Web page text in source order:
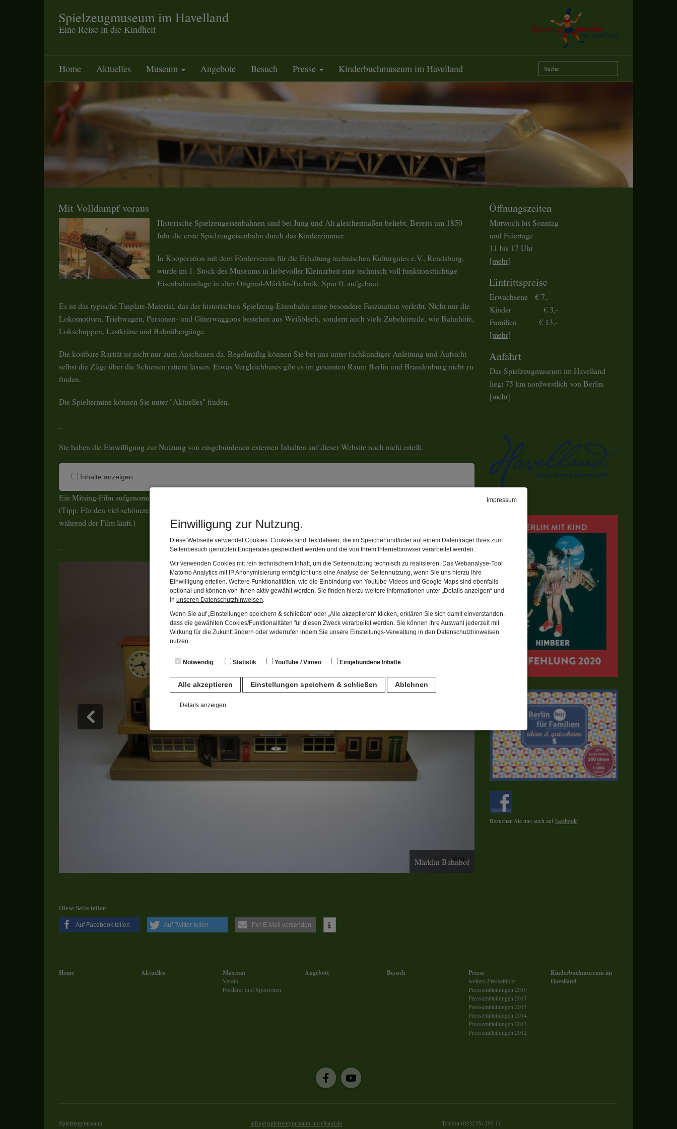
Impressum
Einwilligung zur Nutzung.
Diese Webseite verwendet Cookies. Cookies sind Textdateien, die im Speicher und/oder auf einem Datenträger Ihres zum
Seitenbesuch genutzten Endgerätes gespeichert werden und die von Ihrem Internetbrowser verarbeitet werden.
Wir verwenden Cookies mit rein technischem Inhalt, um die Seitennutzung technisch zu realisieren. Das Webanalyse-Tool
Matomo Analytics mit IP Anonymisierung ermöglicht uns eine Analyse der Seitennutzung, wenn Sie uns hierzu Ihre
Einwilligung erteilen. Weitere Funktionalitäten, wie die Einbindung von Youtube-Videos und Google Maps sind ebenfalls
optional und können von Ihnen aktiv gewählt werden. Sie finden hierzu weitere Informationen unter „Details anzeigen“ und
in unseren Datenschutzhinweisen.
Wenn Sie auf „Einstellungen speichern & schließen“ oder „Alle akzeptieren“ klicken, erklären Sie sich damit einverstanden,
dass die gewählten Cookies/Funktionalitäten für diesen Zweck verarbeitet werden. Sie können Ihre Auswahl jederzeit mit
Wirkung für die Zukunft ändern oder widerrufen indem Sie unsere Einstellungs-Verwaltung in den Datenschutzhinweisen
nutzen.
Notwendig Statistik YouTube / Vimeo Eingebundene Inhalte
Alle akzeptieren Einstellungen speichern & schließen Ablehnen
Details anzeigen
Diese Cookies sind für den Betrieb der Seite unbedingt notwendig. Hierbei werden keinerlei personenbezogenen Daten
gespeichert. Lediglich eine anonyme Session-ID wird hinterlegt.
Statistik
Diese Website nutzt Matomo Analytics für die Auswertung der Seitenaufrufe als Statistik. Die hierdurch gespeicherten Daten
werden ausschließlich auf unseren eigenen Servern gespeichert. Eine Übertragung an Dritte erfolgt nicht. Wir verwenden
Datenschutzmodus. Dieser Modus bewirkt laut YouTube, dass YouTube keine Informationen über die Besucher auf dieser
Spielzeugmuseum im Havelland
Eine Reise in die Kindheit
Home Aktuelles Museum Angebote Besuch Presse Kinderbuchmuseum im Havelland
Mit Volldampf voraus
Historische Spielzeugeisenbahnen sind bei Jung und Alt gleichermaßen beliebt. Bereits um 1850
fuhr die erste Spielzeugeisenbahn durch das Kinderzimmer.
In Kooperation mit dem Förderverein für die Erhaltung technischen Kulturgutes e.V., Rendsburg,
wurde im 1. Stock des Museums in liebevoller Kleinarbeit eine technisch voll funktionstüchtige
Eisenbahnanlage in alter Original-Märklin-Technik, Spur 0, aufgebaut.
Es ist das typische Tinplate-Material, das der historischen Spielzeug-Eisenbahn seine besondere Faszination verleiht. Nicht nur die
Lokomotiven, Triebwagen, Personen- und Güterwaggons bestehen aus Weißblech, sondern auch viele Zubehörteile, wie Bahnhöfe,
Lokschuppen, Lastkräne und Bahnübergänge.
Die kostbare Rarität ist nicht nur zum Anschauen da. Regelmäßig können Sie bei uns unter fachkundiger Anleitung und Aufsicht
selbst die Züge über die Schienen rattern lassen. Etwas Vergleichbares gibt es im gesamten Raum Berlin und Brandenburg nicht zu
finden.
Die Spieltermine können Sie unter "Aktuelles" finden.
Sie haben die Einwilligung zur Nutzung von eingebundenen externen Inhalten auf dieser Website noch nicht erteilt.
Inhalte anzeigen
Ein Mitsing-Film aufgenommen im Spielzeugmuseum im Havelland.
(Tipp: Für den viel schöneren Vollbildmodus schauen Sie den Film auf YouTube an. Dafür auf das YouTube-Symbol klicken,
während der Film läuft.)
Märklin Bahnhof
Weiter
Öffnungszeiten
Mittwoch bis Sonntag
und Feiertage
11 bis 17 Uhr
[mehr]
Eintrittspreise
Erwachsene € 7,-
Kinder € 3,-
Familien € 13,-
[mehr]
Anfahrt
Das Spielzeugmuseum im Havelland
liegt 75 km nordwestlich von Berlin.
[mehr]
Besuchen Sie uns auch auffacebook!
Diese Seite teilen
Auf Facebook teilen Auf Twitter teilen Per E-Mail versenden
Home Aktuelles Museum
Verein
Förderer und Sponsoren
Angebote Besuch Presse
weitere Pressebilder
Pressemitteilungen 2019
Pressemitteilungen 2017
Pressemitteilungen 2015
Pressemitteilungen 2014
Pressemitteilungen 2013
Pressemitteilungen 2012
Kinderbuchmuseum im
Havelland
Spielzeugmuseum
info(at)spielzeugmuseum-havelland.de
Telefon (033235) 293 11